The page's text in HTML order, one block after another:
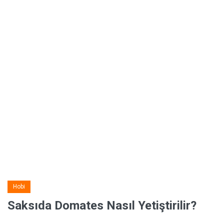
Hobi
Saksıda Domates Nasıl Yetiştirilir?